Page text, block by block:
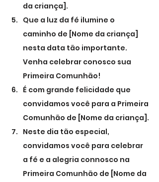
da criança].
Que a luz da fé ilumine o
caminho de [Nome da criança]
nesta data tão importante.
Venha celebrar conosco sua
Primeira Comunhão!
É com grande felicidade que
convidamos você para a Primeira
Comunhão de [Nome da criança].
Neste dia tão especial,
convidamos você para celebrar
a fé e a alegria connosco na
Primeira Comunhão de [Nome da